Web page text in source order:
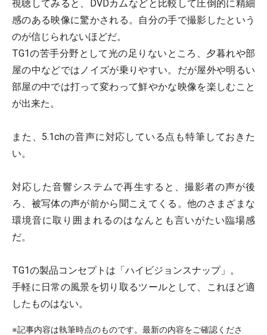
視聴してみると、DVDカムなどと比較して圧倒的に精細
感のある映像に驚かされる。自分の手で撮影したという
のが信じられないほどだ。
TG1の苦手分野として光の足りないところ、夕暮れや部
屋の中などではノイズが乗りやすい。だが屋外や明るい
部屋の中では打って変わって鮮やかな映像を楽しむこと
が出来た。
また、5.1chの音声に対応している点も特筆しておきた
い。
対応した音響システムで再生すると、撮影者の声が後
ろ、被写体の声が前から聞こえてくる。他のさまざまな
環境音に取り囲まれるのはなんとも言いがたい臨場感
だ。
TG1の製品コンセプトは「ハイビジョンスナップ」。
手軽に日常の風景を切り取るツールとして、これほど適
したものはない。
※記事内容は執筆時点のものです。最新の内容をご確認くださ